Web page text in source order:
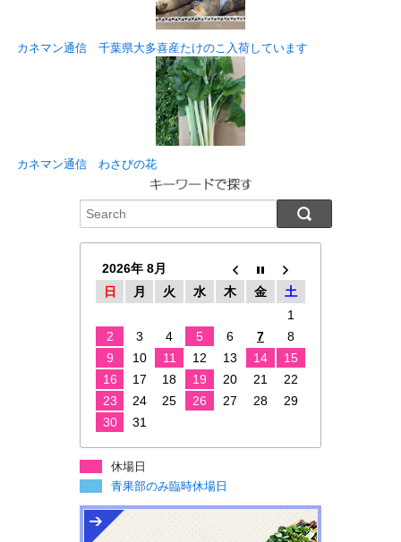
カネマン通信 千葉県大多喜産たけのこ入荷しています
カネマン通信 わさびの花
2026年 8月
日
月 火 水 木 金
土
1
2
3 4 5 6 7
8
9
10 11 12 13 14
15
16
17 18 19 20 21
22
23
24 25 26 27 28
29
30
31
休場日
青果部のみ臨時休場日